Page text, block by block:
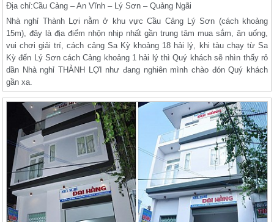
Địa chỉ:Cầu Cảng – An Vĩnh – Lý Sơn – Quảng Ngãi
Nhà nghỉ Thành Lợi nằm ở khu vực Cầu Cảng Lý Sơn (cách khoảng
15m), đây là địa điểm nhộn nhịp nhất gần trung tâm mua sắm, ăn uống,
vui chơi giải trí, cách cảng Sa Kỳ khoảng 18 hải lý, khi tàu chạy từ Sa
Kỳ đến Lý Sơn cách Cảng khoảng 1 hải lý thì Quý khách sẽ nhìn thấy rỏ
dần Nhà nghỉ THÀNH LỢI như đang nghiên mình chào đón Quý khách
gần xa.